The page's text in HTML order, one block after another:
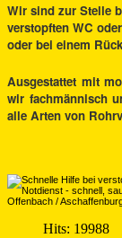
Wir sind zur Stelle
verstopften WC
oder bei einem
Ausgestattet mit
wir fachmännisch
alle Arten von
Hits: 19988